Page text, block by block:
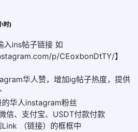
时)
入ins帖子链接 如
p/CEoxbonDtTY/】
华人赞，增加ig帖子热度，提供
华人instagram粉丝
信、支付宝、USDT付款付款
（链接）的框框中